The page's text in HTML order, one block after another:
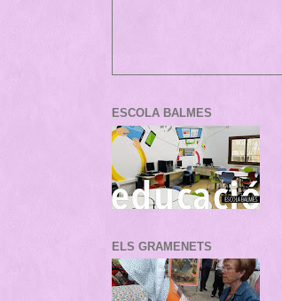
ESCOLA BALMES
ELS GRAMENETS